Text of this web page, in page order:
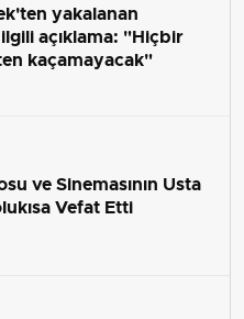
yakalanan
açıklama: "Hiçbir
kaçamayacak"
ve Sinemasının Usta
Vefat Etti